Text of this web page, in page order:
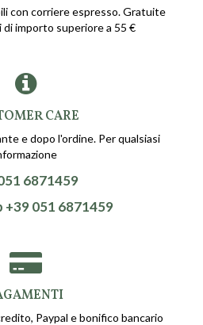
con corriere espresso. Gratuite
importo superiore a 55 €
CARE
e dopo l'ordine. Per qualsiasi
6871459
+39 051 6871459
Paypal e bonifico bancario